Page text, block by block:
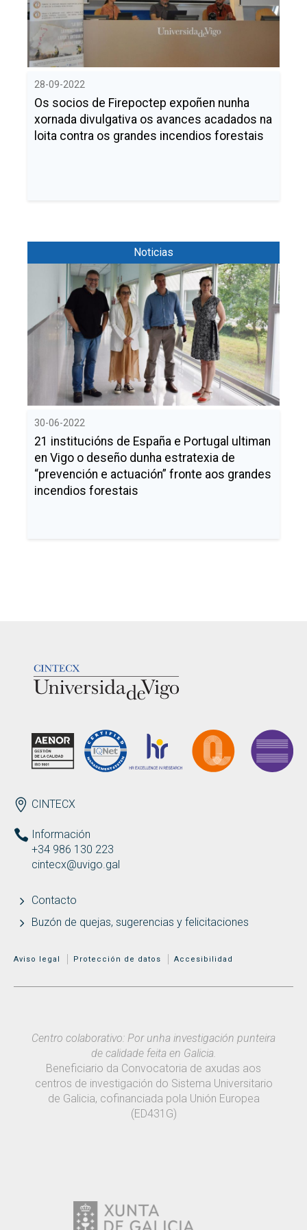
GL EN Search TwitterInstagramYoutubeLinkedin
28-09-2022
Os socios de Firepoctep expoñen nunha
xornada divulgativa os avances acadados na
loita contra os grandes incendios forestais
Noticias
30-06-2022
21 institucións de España e Portugal ultiman
en Vigo o deseño dunha estratexia de
“prevención e actuación” fronte aos grandes
incendios forestais
ENDEREZO ES
CINTECX
Información
+34 986 130 223
cintecx@uvigo.gal
Contacto
Buzón de quejas, sugerencias y felicitaciones
MENÚ ADICIONAL
Aviso legal Protección de datos Accesibilidad
Centro colaborativo: Por unha investigación punteira
de calidade feita en Galicia.
Beneficiario da Convocatoria de axudas aos
centros de investigación do Sistema Universitario
de Galicia, cofinanciada pola Unión Europea
(ED431G)